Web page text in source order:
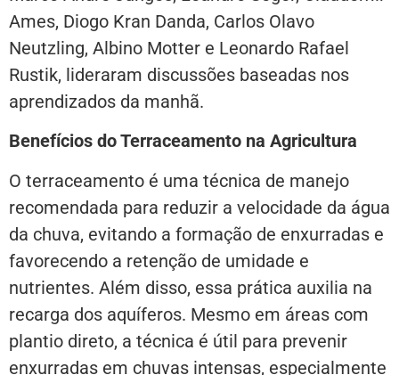
Ames, Diogo Kran Danda, Carlos Olavo
Neutzling, Albino Motter e Leonardo Rafael
Rustik, lideraram discussões baseadas nos
aprendizados da manhã.
Benefícios do Terraceamento na Agricultura
O terraceamento é uma técnica de manejo
recomendada para reduzir a velocidade da água
da chuva, evitando a formação de enxurradas e
favorecendo a retenção de umidade e
nutrientes. Além disso, essa prática auxilia na
recarga dos aquíferos. Mesmo em áreas com
plantio direto, a técnica é útil para prevenir
enxurradas em chuvas intensas, especialmente